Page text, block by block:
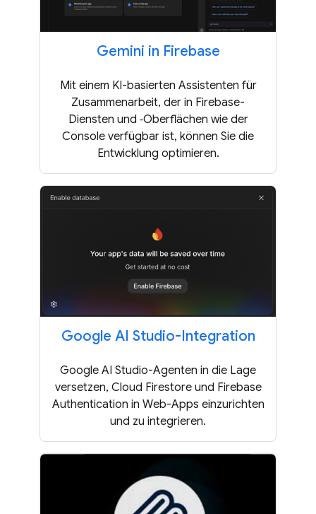
Gemini in Firebase
Mit einem KI-basierten Assistenten für
Zusammenarbeit, der in Firebase-
Diensten und ‑Oberflächen wie der
Console verfügbar ist, können Sie die
Entwicklung optimieren.
Google AI Studio-Integration
Google AI Studio-Agenten in die Lage
versetzen, Cloud Firestore und Firebase
Authentication in Web-Apps einzurichten
und zu integrieren.